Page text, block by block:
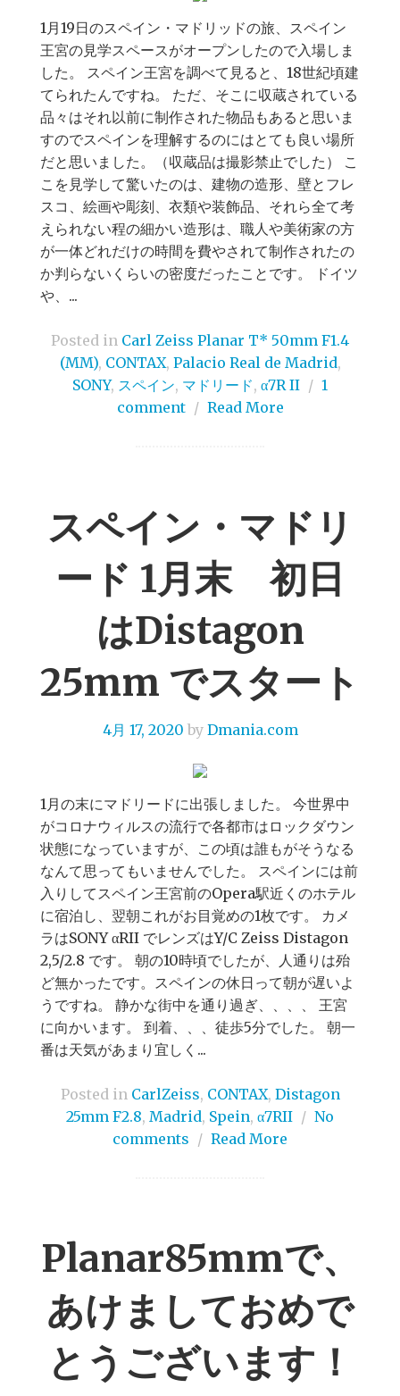
1月19日のスペイン・マドリッドの旅、スペイン
王宮の見学スペースがオープンしたので入場しま
した。 スペイン王宮を調べて見ると、18世紀頃建
てられたんですね。 ただ、そこに収蔵されている
品々はそれ以前に制作された物品もあると思いま
すのでスペインを理解するのにはとても良い場所
だと思いました。（収蔵品は撮影禁止でした） こ
こを見学して驚いたのは、建物の造形、壁とフレ
スコ、絵画や彫刻、衣類や装飾品、それら全て考
えられない程の細かい造形は、職人や美術家の方
が一体どれだけの時間を費やされて制作されたの
か判らないくらいの密度だったことです。 ドイツ
や、...
Posted in Carl Zeiss Planar T* 50mm F1.4
(MM), CONTAX, Palacio Real de Madrid,
SONY, スペイン, マドリード, α7R II / 1
comment / Read More
スペイン・マドリ
ード 1月末 初日
はDistagon
25mm でスタート
4月 17, 2020 by Dmania.com
1月の末にマドリードに出張しました。 今世界中
がコロナウィルスの流行で各都市はロックダウン
状態になっていますが、この頃は誰もがそうなる
なんて思ってもいませんでした。 スペインには前
入りしてスペイン王宮前のOpera駅近くのホテル
に宿泊し、翌朝これがお目覚めの1枚です。 カメ
ラはSONY αRII でレンズはY/C Zeiss Distagon
2,5/2.8 です。 朝の10時頃でしたが、人通りは殆
ど無かったです。スペインの休日って朝が遅いよ
うですね。 静かな街中を通り過ぎ、、、、 王宮
に向かいます。 到着、、、徒歩5分でした。 朝一
番は天気があまり宜しく...
Posted in CarlZeiss, CONTAX, Distagon
25mm F2.8, Madrid, Spein, α7RII / No
comments / Read More
Planar85mmで、
あけましておめで
とうございます！